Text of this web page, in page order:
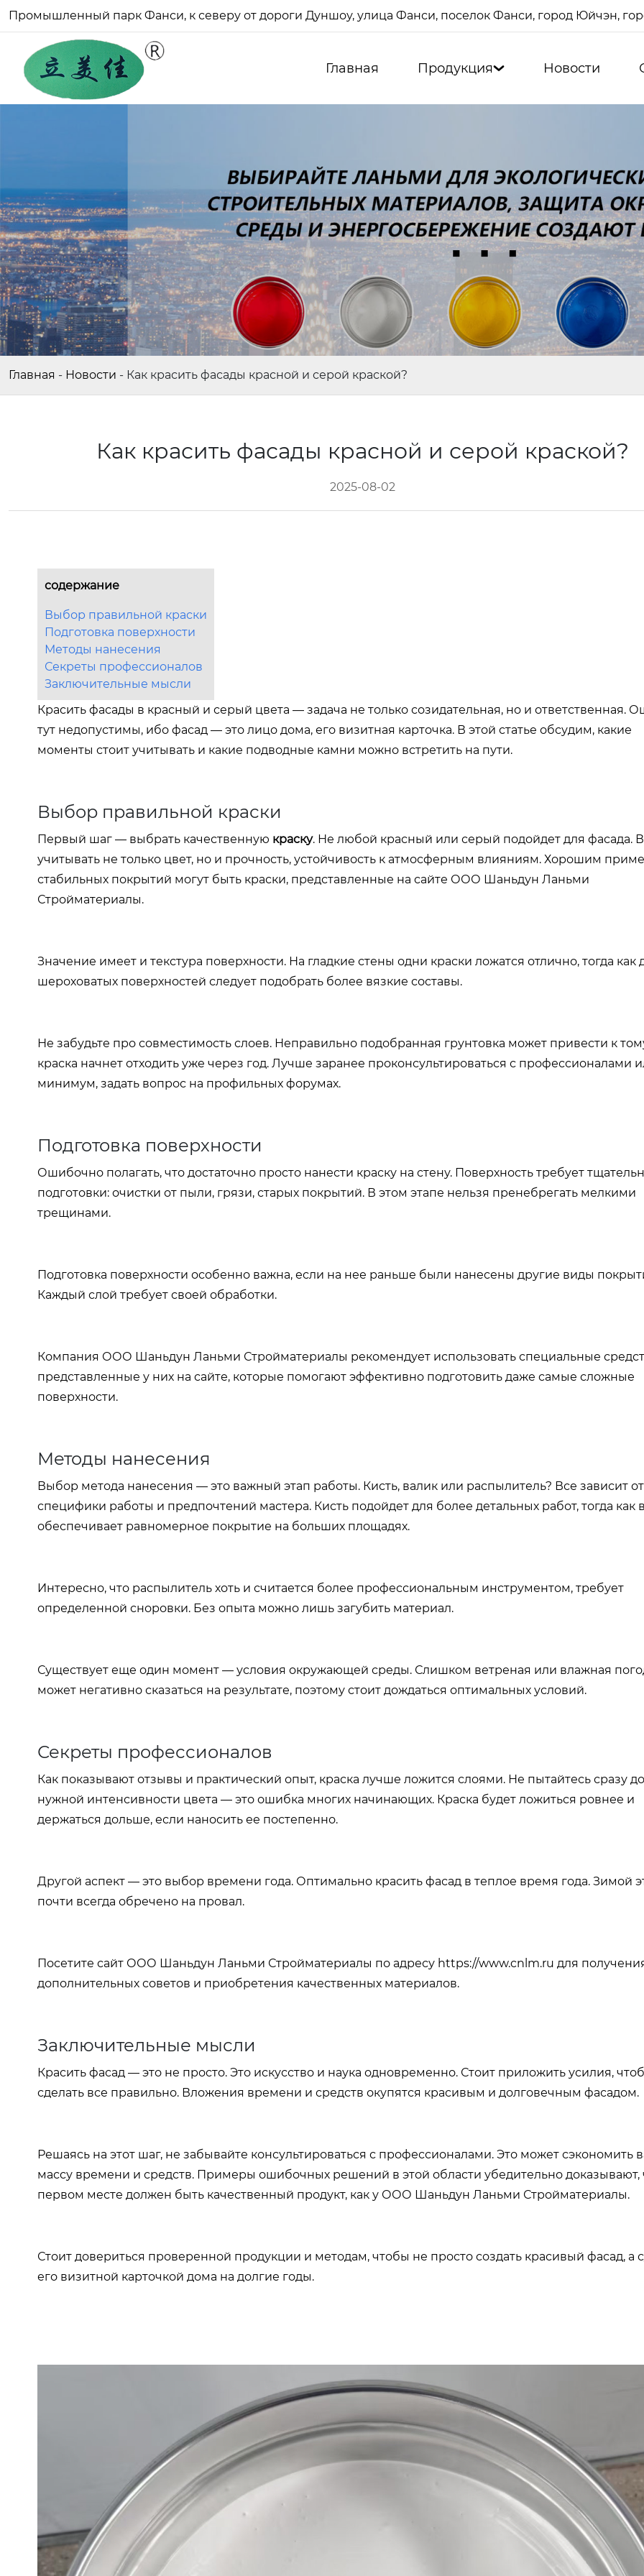
Промышленный парк Фанси, к северу от дороги Дуншоу, улица Фанси, поселок Фанси, город Юйчэн,
Главная Продукция Новости
Главная - Новости - Как красить фасады красной и серой краской?
Как красить фасады красной и серой краской?
2025-08-02
содержание
Выбор правильной краски
Подготовка поверхности
Методы нанесения
Секреты профессионалов
Заключительные мысли
Красить фасады в красный и серый цвета — задача не только созидательная, но и ответственная.
тут недопустимы, ибо фасад — это лицо дома, его визитная карточка. В этой статье обсудим, какие
моменты стоит учитывать и какие подводные камни можно встретить на пути.
Выбор правильной краски
Первый шаг — выбрать качественную краску. Не любой красный или серый подойдет для фасада.
учитывать не только цвет, но и прочность, устойчивость к атмосферным влияниям. Хорошим
стабильных покрытий могут быть краски, представленные на сайте ООО Шаньдун Ланьми
Стройматериалы.
Значение имеет и текстура поверхности. На гладкие стены одни краски ложатся отлично, тогда как
шероховатых поверхностей следует подобрать более вязкие составы.
Не забудьте про совместимость слоев. Неправильно подобранная грунтовка может привести к
краска начнет отходить уже через год. Лучше заранее проконсультироваться с профессионалами
минимум, задать вопрос на профильных форумах.
Подготовка поверхности
Ошибочно полагать, что достаточно просто нанести краску на стену. Поверхность требует
подготовки: очистки от пыли, грязи, старых покрытий. В этом этапе нельзя пренебрегать мелкими
трещинами.
Подготовка поверхности особенно важна, если на нее раньше были нанесены другие виды
Каждый слой требует своей обработки.
Компания ООО Шаньдун Ланьми Стройматериалы рекомендует использовать специальные
представленные у них на сайте, которые помогают эффективно подготовить даже самые сложные
поверхности.
Методы нанесения
Выбор метода нанесения — это важный этап работы. Кисть, валик или распылитель? Все зависит от
специфики работы и предпочтений мастера. Кисть подойдет для более детальных работ, тогда как
обеспечивает равномерное покрытие на больших площадях.
Интересно, что распылитель хоть и считается более профессиональным инструментом, требует
определенной сноровки. Без опыта можно лишь загубить материал.
Существует еще один момент — условия окружающей среды. Слишком ветреная или влажная
может негативно сказаться на результате, поэтому стоит дождаться оптимальных условий.
Секреты профессионалов
Как показывают отзывы и практический опыт, краска лучше ложится слоями. Не пытайтесь сразу
нужной интенсивности цвета — это ошибка многих начинающих. Краска будет ложиться ровнее и
держаться дольше, если наносить ее постепенно.
Другой аспект — это выбор времени года. Оптимально красить фасад в теплое время года. Зимой
почти всегда обречено на провал.
Посетите сайт ООО Шаньдун Ланьми Стройматериалы по адресу https://www.cnlm.ru для
дополнительных советов и приобретения качественных материалов.
Заключительные мысли
Красить фасад — это не просто. Это искусство и наука одновременно. Стоит приложить усилия,
сделать все правильно. Вложения времени и средств окупятся красивым и долговечным фасадом.
Решаясь на этот шаг, не забывайте консультироваться с профессионалами. Это может сэкономить
массу времени и средств. Примеры ошибочных решений в этой области убедительно доказывают,
первом месте должен быть качественный продукт, как у ООО Шаньдун Ланьми Стройматериалы.
Стоит довериться проверенной продукции и методам, чтобы не просто создать красивый фасад, а
его визитной карточкой дома на долгие годы.